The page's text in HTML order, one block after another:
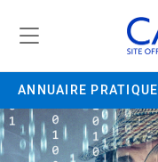
ANNUAIRE PRATIQUE